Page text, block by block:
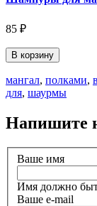
85 ₽
В корзину
мангал, полками,
для, шаурмы
Напишите
Ваше имя
Имя должно
Ваше e-mail